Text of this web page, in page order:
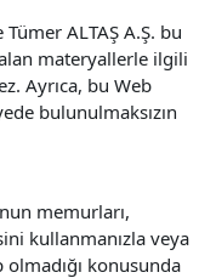
ALTAŞ A.Ş. bu
materyallerle ilgili
Ayrıca, bu Web
bulunulmaksızın
memurları,
kullanmanızla veya
konusunda